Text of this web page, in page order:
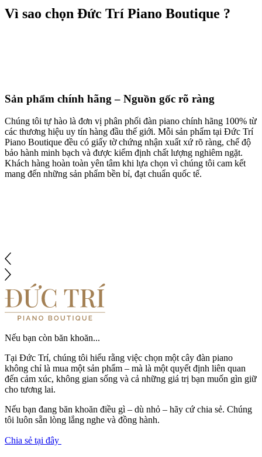
Vì sao chọn Đức Trí Piano Boutique ?
Sản phẩm chính hãng – Nguồn gốc rõ ràng
Chúng tôi tự hào là đơn vị phân phối đàn piano chính hãng 100% từ
các thương hiệu uy tín hàng đầu thế giới. Mỗi sản phẩm tại Đức Trí
Piano Boutique đều có giấy tờ chứng nhận xuất xứ rõ ràng, chế độ
bảo hành minh bạch và được kiểm định chất lượng nghiêm ngặt.
Khách hàng hoàn toàn yên tâm khi lựa chọn vì chúng tôi cam kết
mang đến những sản phẩm bền bỉ, đạt chuẩn quốc tế.
Nếu bạn còn băn khoăn...
Tại Đức Trí, chúng tôi hiểu rằng việc chọn một cây đàn piano
không chỉ là mua một sản phẩm – mà là một quyết định liên quan
đến cảm xúc, không gian sống và cả những giá trị bạn muốn gìn giữ
cho tương lai.
Nếu bạn đang băn khoăn điều gì – dù nhỏ – hãy cứ chia sẻ. Chúng
tôi luôn sẵn lòng lắng nghe và đồng hành.
Chia sẻ tại đây